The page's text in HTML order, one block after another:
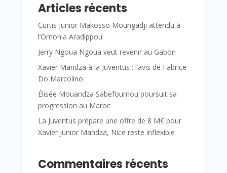
Articles récents
Curtis Junior Makosso Moungadji attendu à
l’Omonia Aradippou
Jerry Ngoua Ngoua veut revenir au Gabon
Xavier Mandza à la Juventus : l’avis de Fabrice
Do Marcolino
Élisée Mouandza Sabefoumou poursuit sa
progression au Maroc
La Juventus prépare une offre de 8 M€ pour
Xavier Junior Mandza, Nice reste inflexible
Commentaires récents